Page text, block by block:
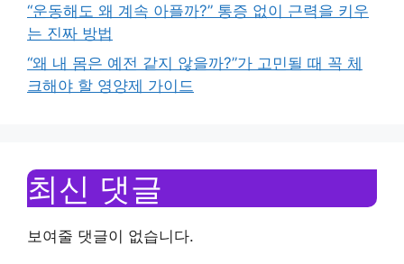
“운동해도 왜 계속 아플까?” 통증 없이 근력을 키우
는 진짜 방법
“왜 내 몸은 예전 같지 않을까?”가 고민될 때 꼭 체
크해야 할 영양제 가이드
최신 댓글
보여줄 댓글이 없습니다.